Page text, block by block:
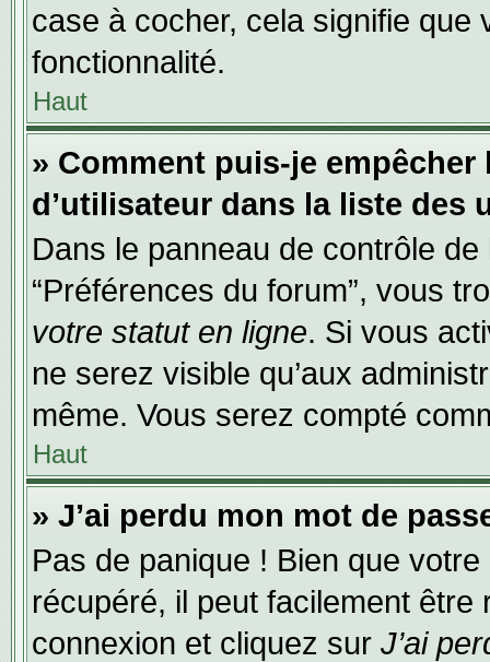
case à cocher, cela signifie
fonctionnalité.
Haut
» Comment puis-je
d’utilisateur dans la liste des
Dans le panneau de contrôle de
“Préférences du forum”, vous
votre statut en ligne. Si vous
ne serez visible qu’aux
même. Vous serez compté
Haut
» J’ai perdu mon mot de
Pas de panique ! Bien que
récupéré, il peut facilement
connexion et cliquez sur J’ai